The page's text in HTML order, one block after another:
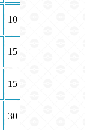
10
15
15
30